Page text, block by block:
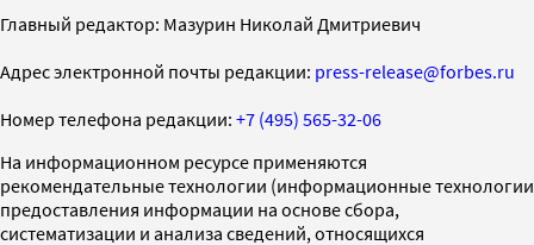
Главный редактор: Мазурин Николай Дмитриевич
Адрес электронной почты редакции: press-release@forbes.ru
Номер телефона редакции: +7 (495) 565-32-06
На информационном ресурсе применяются
рекомендательные технологии (информационные технологии
предоставления информации на основе сбора,
систематизации и анализа сведений, относящихся